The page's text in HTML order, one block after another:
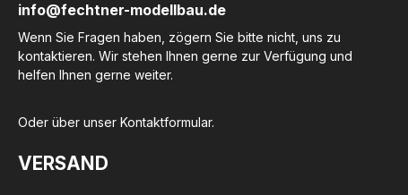
info@fechtner-modellbau.de
Wenn Sie Fragen haben, zögern Sie bitte nicht, uns zu
kontaktieren. Wir stehen Ihnen gerne zur Verfügung und
helfen Ihnen gerne weiter.
Oder über unser Kontaktformular.
VERSAND